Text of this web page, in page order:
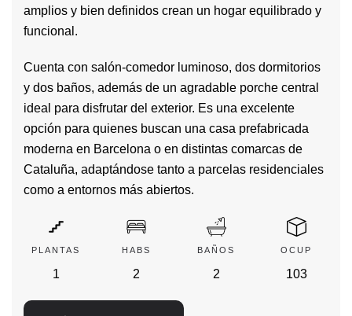
amplios y bien definidos crean un hogar equilibrado y
funcional.
Cuenta con salón-comedor luminoso, dos dormitorios
y dos baños, además de un agradable porche central
ideal para disfrutar del exterior. Es una excelente
opción para quienes buscan una casa prefabricada
moderna en Barcelona o en distintas comarcas de
Cataluña, adaptándose tanto a parcelas residenciales
como a entornos más abiertos.
PLANTAS
1
HABS
2
BAÑOS
2
OCUP
103